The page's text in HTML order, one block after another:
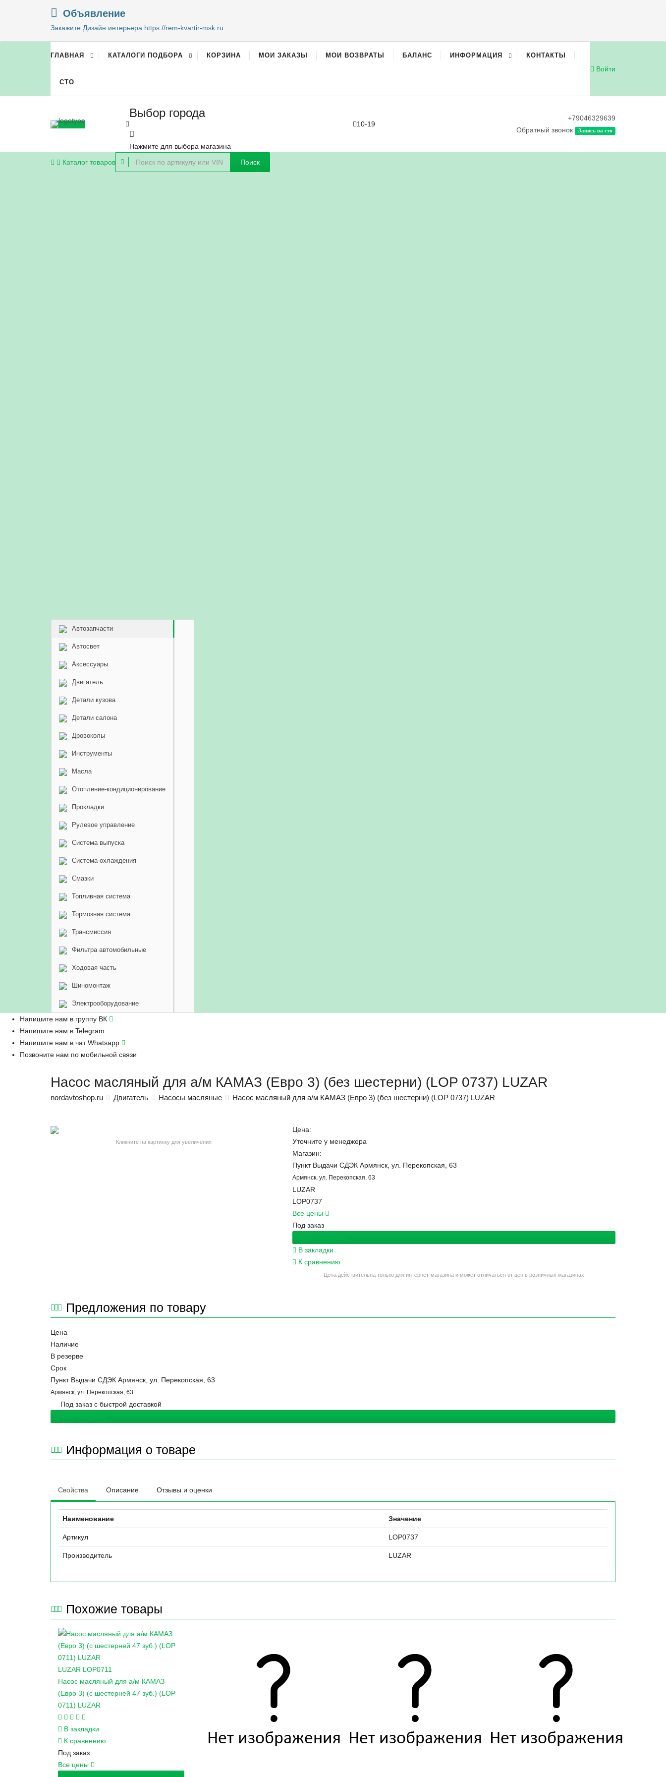
Объявление
Закажите Дизайн интерьера https://rem-kvartir-msk.ru
ГЛАВНАЯ КАТАЛОГИ ПОДБОРА КОРЗИНА МОИ ЗАКАЗЫ МОИ ВОЗВРАТЫ БАЛАНС ИНФОРМАЦИЯ КОНТАКТЫ
СТО
Войти
Выбор города
Нажмите для выбора магазина
10-19
+79046329639
Обратный звонок
Запись на сто
Каталог товаров Поиск
Автозапчасти
Автосвет
Аксессуары
Двигатель
Детали кузова
Детали салона
Дровоколы
Инструменты
Масла
Отопление-кондиционирование
Прокладки
Рулевое управление
Система выпуска
Система охлаждения
Смазки
Топливная система
Тормозная система
Трансмиссия
Фильтра автомобильные
Ходовая часть
Шиномонтаж
Электрооборудование
Напишите нам в группу ВК
Напишите нам в Telegram
Напишите нам в чат Whatsapp
Позвоните нам по мобильной связи
Насос масляный для а/м КАМАЗ (Евро 3) (без шестерни) (LOP 0737) LUZAR
nordavtoshop.ru Двигатель Насосы масляные Насос масляный для а/м КАМАЗ (Евро 3) (без шестерни) (LOP 0737) LUZAR
Кликните на картинку для увеличения
Цена:
Уточнитеу менеджера
Магазин:
Пункт Выдачи СДЭК Армянск, ул. Перекопская, 63
Армянск, ул. Перекопская, 63
LUZAR
LOP0737
Все цены
Под заказ
В закладки
К сравнению
Цена действительна только для интернет-магазина и может отличаться от цен в розничных магазинах
Предложения по товару
Цена
Наличие
В резерве
Срок
Пункт Выдачи СДЭК Армянск, ул. Перекопская, 63
Армянск, ул. Перекопская, 63
Под заказ с быстрой доставкой
Информация о товаре
Свойства Описание Отзывы и оценки
Наименование Значение
Артикул LOP0737
Производитель LUZAR
Похожие товары
LUZAR LOP0711
Насос масляный для а/м КАМАЗ
(Евро 3) (с шестерней 47 зуб.) (LOP
0711) LUZAR
В закладки
К сравнению
Под заказ
Все цены